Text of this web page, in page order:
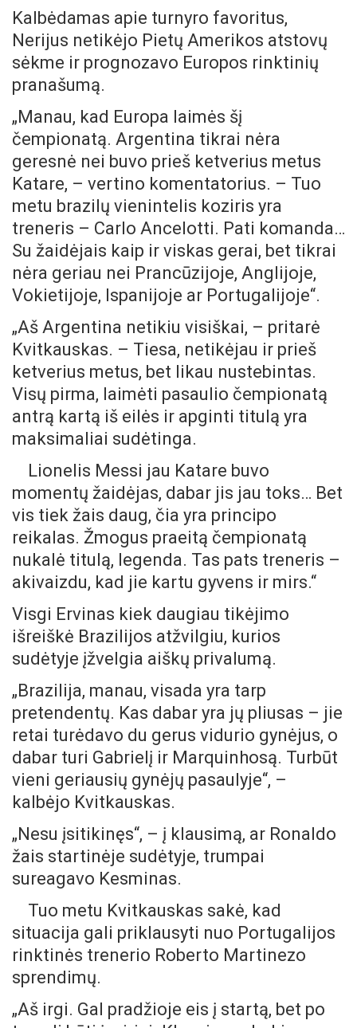
Kalbėdamas apie turnyro favoritus,
Nerijus netikėjo Pietų Amerikos atstovų
sėkme ir prognozavo Europos rinktinių
pranašumą.
„Manau, kad Europa laimės šį
čempionatą. Argentina tikrai nėra
geresnė nei buvo prieš ketverius metus
Katare, – vertino komentatorius. – Tuo
metu brazilų vienintelis koziris yra
treneris – Carlo Ancelotti. Pati komanda…
Su žaidėjais kaip ir viskas gerai, bet tikrai
nėra geriau nei Prancūzijoje, Anglijoje,
Vokietijoje, Ispanijoje ar Portugalijoje“.
„Aš Argentina netikiu visiškai, – pritarė
Kvitkauskas. – Tiesa, netikėjau ir prieš
ketverius metus, bet likau nustebintas.
Visų pirma, laimėti pasaulio čempionatą
antrą kartą iš eilės ir apginti titulą yra
maksimaliai sudėtinga.
Lionelis Messi jau Katare buvo
momentų žaidėjas, dabar jis jau toks… Bet
vis tiek žais daug, čia yra principo
reikalas. Žmogus praeitą čempionatą
nukalė titulą, legenda. Tas pats treneris –
akivaizdu, kad jie kartu gyvens ir mirs.“
Visgi Ervinas kiek daugiau tikėjimo
išreiškė Brazilijos atžvilgiu, kurios
sudėtyje įžvelgia aiškų privalumą.
„Brazilija, manau, visada yra tarp
pretendentų. Kas dabar yra jų pliusas – jie
retai turėdavo du gerus vidurio gynėjus, o
dabar turi Gabrielį ir Marquinhosą. Turbūt
vieni geriausių gynėjų pasaulyje“, –
kalbėjo Kvitkauskas.
„Nesu įsitikinęs“, – į klausimą, ar Ronaldo
žais startinėje sudėtyje, trumpai
sureagavo Kesminas.
Tuo metu Kvitkauskas sakė, kad
situacija gali priklausyti nuo Portugalijos
rinktinės trenerio Roberto Martinezo
sprendimų.
„Aš irgi. Gal pradžioje eis į startą, bet po